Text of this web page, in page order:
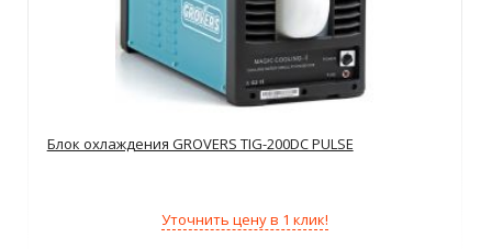
Блок охлаждения GROVERS TIG-200DC PULSE
Уточнить цену в 1 клик!